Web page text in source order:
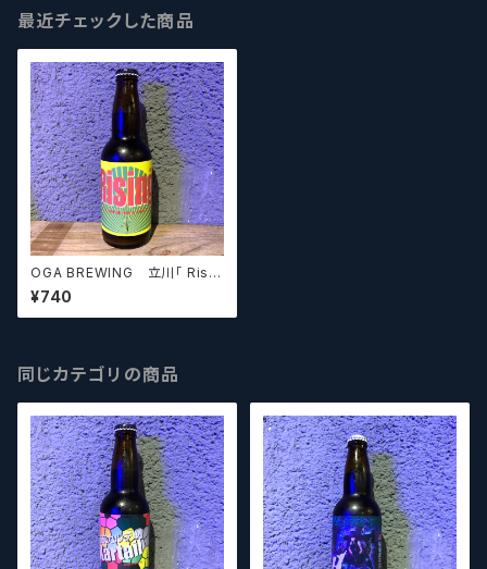
最近チェックした商品
OGA BREWING 立川「 Risin
g 」
¥740
同じカテゴリの商品